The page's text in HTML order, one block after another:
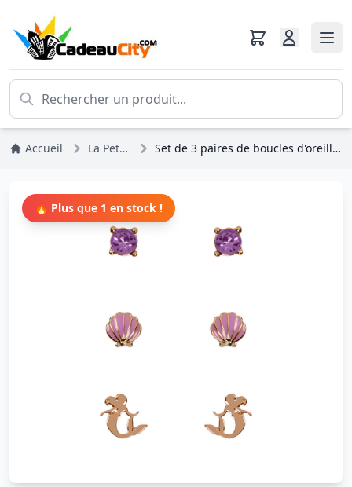
Accueil La Petite Sirène Set de 3 paires de boucles d'oreilles - Disney La Petite Sirène
🔥 Plus que 1 en stock !